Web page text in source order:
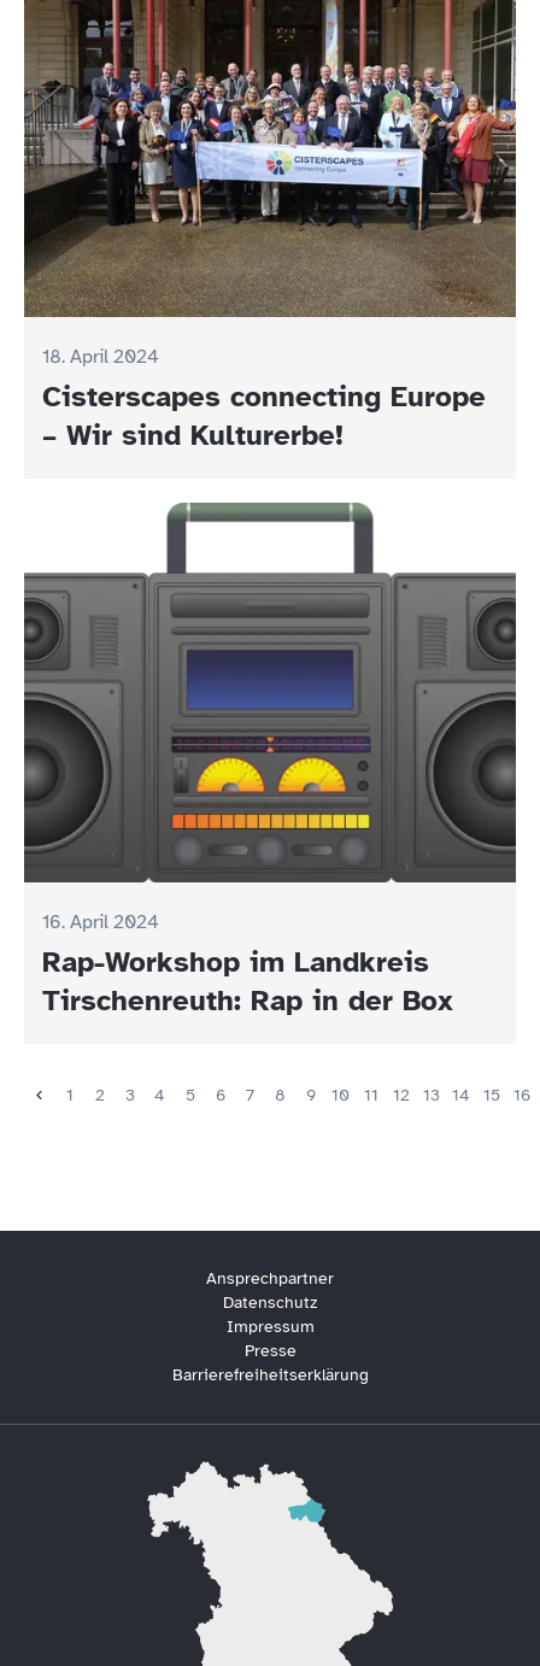
18. April 2024
Cisterscapes connecting Europe
– Wir sind Kulturerbe!
16. April 2024
Rap-Workshop im Landkreis
Tirschenreuth: Rap in der Box
1 2 3 4 5 6 7 8 9 10 11 12 13 14 15 16
Ansprechpartner
Datenschutz
Impressum
Presse
Barrierefreiheitserklärung